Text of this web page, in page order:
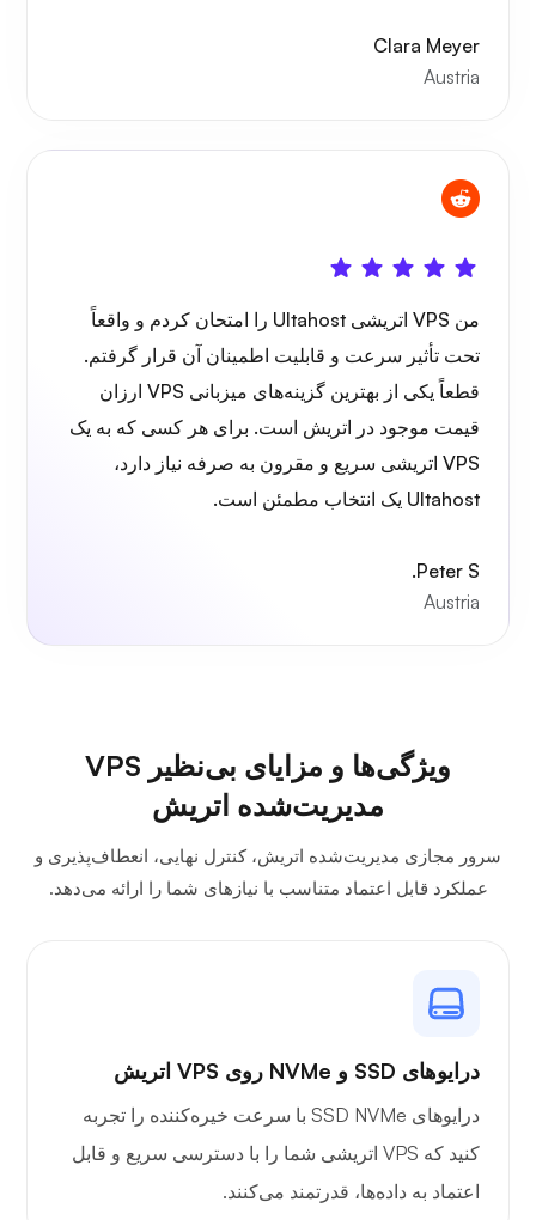
Clara Meyer
Austria
من VPS اتریشی Ultahost را امتحان کردم و واقعاً
تحت تأثیر سرعت و قابلیت اطمینان آن قرار گرفتم.
قطعاً یکی از بهترین گزینه‌های میزبانی VPS ارزان
قیمت موجود در اتریش است. برای هر کسی که به یک
VPS اتریشی سریع و مقرون به صرفه نیاز دارد،
Ultahost یک انتخاب مطمئن است.
Peter S.
Austria
ویژگی‌ها و مزایای بی‌نظیر VPS
مدیریت‌شده اتریش
سرور مجازی مدیریت‌شده اتریش، کنترل نهایی، انعطاف‌پذیری و
عملکرد قابل اعتماد متناسب با نیازهای شما را ارائه می‌دهد.
درایوهای SSD و NVMe روی VPS اتریش
درایوهای SSD NVMe با سرعت خیره‌کننده را تجربه
کنید که VPS اتریشی شما را با دسترسی سریع و قابل
اعتماد به داده‌ها، قدرتمند می‌کنند.